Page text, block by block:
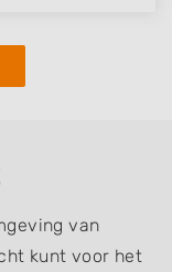
van
kunt voor het